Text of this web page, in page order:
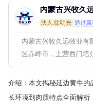
内蒙古兴牧久
法人:徐明光 通过
内蒙古兴牧久远牧业有
区赤峰市，主营西门塔
介绍： 本文揭秘延边黄牛的
长环境到肉质特点全面解析